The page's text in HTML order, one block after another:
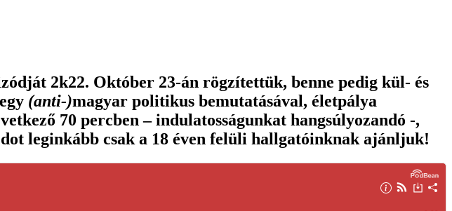
2k22. Október 23-án rögzítettük, benne pedig kül- és
(anti-)magyar politikus bemutatásával, életpálya
70 percben – indulatosságunkat hangsúlyozandó -,
leginkább csak a 18 éven felüli hallgatóinknak ajánljuk!